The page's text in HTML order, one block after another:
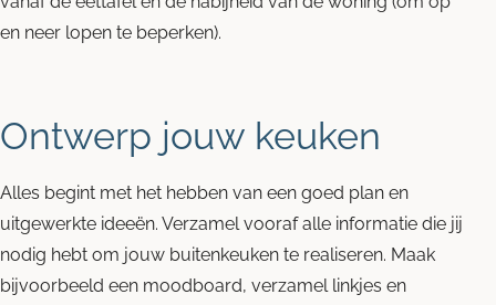
en neer lopen te beperken).
Ontwerp jouw keuken
Alles begint met het hebben van een goed plan en
uitgewerkte ideeën. Verzamel vooraf alle informatie die jij
nodig hebt om jouw buitenkeuken te realiseren. Maak
bijvoorbeeld een moodboard, verzamel linkjes en